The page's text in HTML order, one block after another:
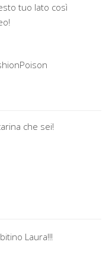
tuo lato così
che sei!
Laura!!!